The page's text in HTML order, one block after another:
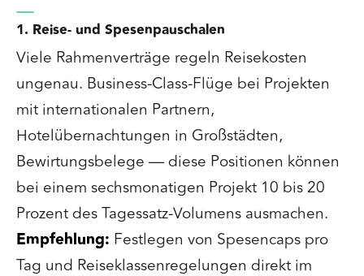
1. Reise- und Spesenpauschalen
Viele Rahmenverträge regeln Reisekosten
ungenau. Business-Class-Flüge bei Projekten
mit internationalen Partnern,
Hotelübernachtungen in Großstädten,
Bewirtungsbelege — diese Positionen können
bei einem sechsmonatigen Projekt 10 bis 20
Prozent des Tagessatz-Volumens ausmachen.
Empfehlung: Festlegen von Spesencaps pro
Tag und Reiseklassenregelungen direkt im